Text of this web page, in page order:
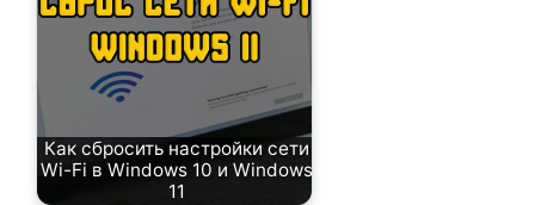
Как сбросить настройки сети
Wi-Fi в Windows 10 и Windows
11